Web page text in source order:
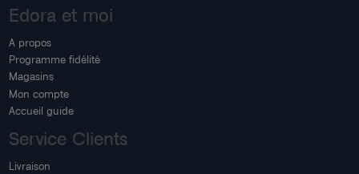
Edora et moi
A propos
Programme fidélité
Magasins
Mon compte
Accueil guide
Service Clients
Livraison